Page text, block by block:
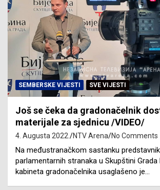
SEMBERSKE VIJESTI SVE VIJESTI
Još se čeka da gradonačelnik
materijale za sjednicu /VIDEO/
4. Augusta 2022. NTV Arena No Comments
Na međustranačkom sastanku
parlamentarnih stranaka u Skupštini Grada
kabineta gradonačelnika usaglašeno je…